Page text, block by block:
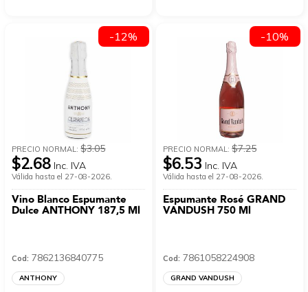
PRECIO NORMAL:$3.05
$2.68 Inc. IVA
Válida hasta el 27-08-2026.
Vino Blanco Espumante
Dulce ANTHONY 187,5 Ml
Cod: 7862136840775
ANTHONY
-12%
PRECIO NORMAL:$7.25
$6.53 Inc. IVA
Válida hasta el 27-08-2026.
Espumante Rosé GRAND
VANDUSH 750 Ml
Cod: 7861058224908
GRAND VANDUSH
-10%